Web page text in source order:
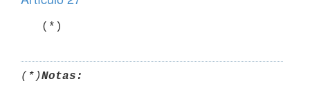
   (*)
(*)Notas: